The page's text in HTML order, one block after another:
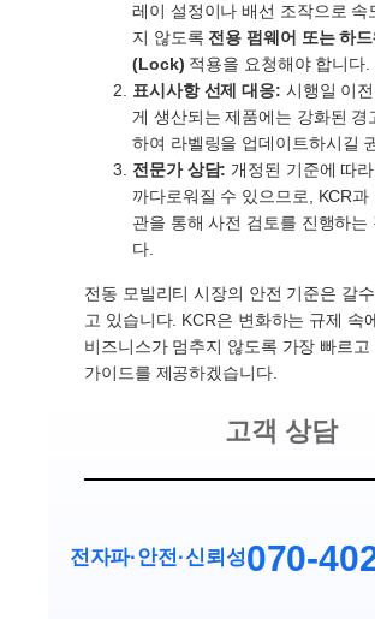
레이 설정이나 배선 조작으로 속
지 않도록 전용 펌웨어 또는 하
(Lock) 적용을 요청해야 합니다.
표시사항 선제 대응: 시행일 이
게 생산되는 제품에는 강화된 경
하여 라벨링을 업데이트하시길
전문가 상담: 개정된 기준에 따
까다로워질 수 있으므로, KCR과
관을 통해 사전 검토를 진행하는
다.
전동 모빌리티 시장의 안전 기준은 갈
고 있습니다. KCR은 변화하는 규제 속
비즈니스가 멈추지 않도록 가장 빠르고
가이드를 제공하겠습니다.
고객 상담
전자파·안전·신뢰성070-